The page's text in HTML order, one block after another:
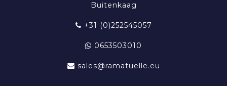
Buitenkaag
+31 (0)252545057
0653503010
sales@ramatuelle.eu